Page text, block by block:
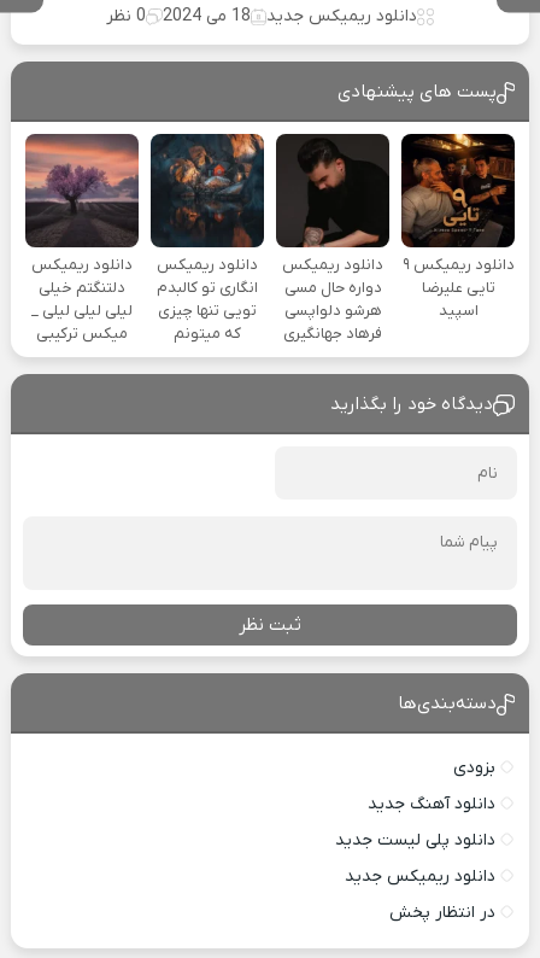
دانلود ریمیکس جدید 18 می 2024 0 نظر
پست های پیشنهادی
دانلود ریمیکس ۹
تایی علیرضا
اسپید
دانلود ریمیکس
دواره حال مسی
هرشو دلواپسی
فرهاد جهانگیری
دانلود ریمیکس
انگاری تو کالبدم
تویی تنها چیزی
که میتونم
دانلود ریمیکس
دلتنگتم خیلی
لیلی لیلی لیلی _
میکس ترکیبی
دیدگاه خود را بگذارید
ثبت نظر
دسته‌بندی‌ها
بزودی
دانلود آهنگ جدید
دانلود پلی لیست جدید
دانلود ریمیکس جدید
در انتظار پخش